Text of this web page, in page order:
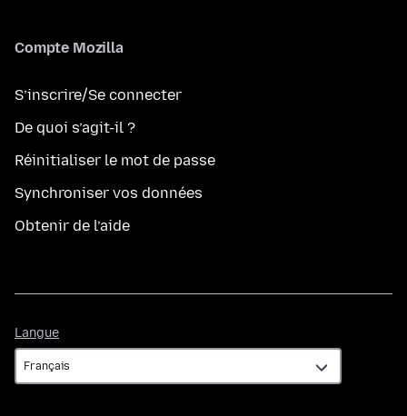
Compte Mozilla
S’inscrire/Se connecter
De quoi s’agit-il ?
Réinitialiser le mot de passe
Synchroniser vos données
Obtenir de l’aide
Langue